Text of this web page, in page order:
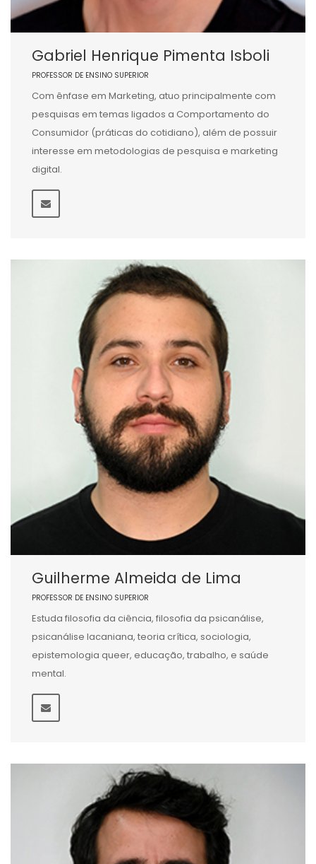
Gabriel Henrique Pimenta Isboli
PROFESSOR DE ENSINO SUPERIOR
Com ênfase em Marketing, atuo principalmente com
pesquisas em temas ligados a Comportamento do
Consumidor (práticas do cotidiano), além de possuir
interesse em metodologias de pesquisa e marketing
digital.
Guilherme Almeida de Lima
PROFESSOR DE ENSINO SUPERIOR
Estuda filosofia da ciência, filosofia da psicanálise,
psicanálise lacaniana, teoria crítica, sociologia,
epistemologia queer, educação, trabalho, e saúde
mental.